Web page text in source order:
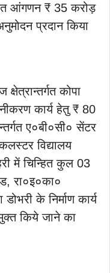
आंगणन ₹ 35 करोड़
प्रदान किया
कोपा
कार्य हेतु ₹ 80
ए०बी०सी० सेंटर
विद्यालय
में चिन्हित कुल 03
रा०इ०का०
के निर्माण कार्य
किये जाने का